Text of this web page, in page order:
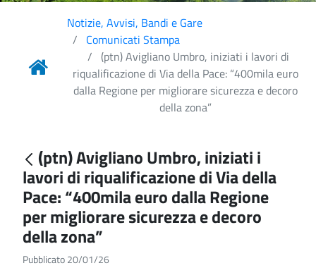
Notizie, Avvisi, Bandi e Gare
Comunicati Stampa
(ptn) Avigliano Umbro, iniziati i lavori di
riqualificazione di Via della Pace: “400mila euro
dalla Regione per migliorare sicurezza e decoro
della zona”
(ptn) Avigliano Umbro, iniziati i
lavori di riqualificazione di Via della
Pace: “400mila euro dalla Regione
per migliorare sicurezza e decoro
della zona”
Pubblicato 20/01/26